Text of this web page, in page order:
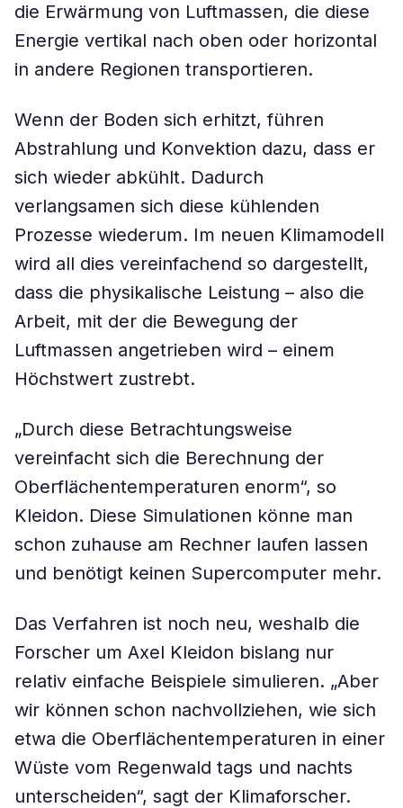
die Erwärmung von Luftmassen, die diese
Energie vertikal nach oben oder horizontal
in andere Regionen transportieren.
Wenn der Boden sich erhitzt, führen
Abstrahlung und Konvektion dazu, dass er
sich wieder abkühlt. Dadurch
verlangsamen sich diese kühlenden
Prozesse wiederum. Im neuen Klimamodell
wird all dies vereinfachend so dargestellt,
dass die physikalische Leistung – also die
Arbeit, mit der die Bewegung der
Luftmassen angetrieben wird – einem
Höchstwert zustrebt.
„Durch diese Betrachtungsweise
vereinfacht sich die Berechnung der
Oberflächentemperaturen enorm“, so
Kleidon. Diese Simulationen könne man
schon zuhause am Rechner laufen lassen
und benötigt keinen Supercomputer mehr.
Das Verfahren ist noch neu, weshalb die
Forscher um Axel Kleidon bislang nur
relativ einfache Beispiele simulieren. „Aber
wir können schon nachvollziehen, wie sich
etwa die Oberflächentemperaturen in einer
Wüste vom Regenwald tags und nachts
unterscheiden“, sagt der Klimaforscher.